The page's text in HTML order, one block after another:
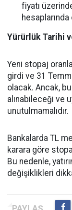
fiyatı
Yürürlük Tarihi
Yeni stopaj
girdi ve 31
olacak. Ancak,
alınabileceği ve
unutulmamalıdır.
Bankalarda TL
karara göre
Bu nedenle,
değişiklikleri